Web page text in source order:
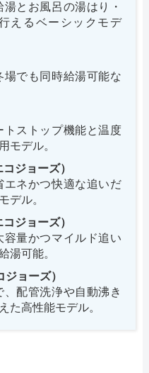
とお風呂の湯はり・
えるベーシックモデ
でも同時給湯可能な
トストップ機能と温度
モデル。
ジョーズ）
エネかつ快適な追いだ
デル。
ジョーズ）
量かつマイルド追い
湯可能。
ョーズ）
配管洗浄や自動沸き
た高性能モデル。